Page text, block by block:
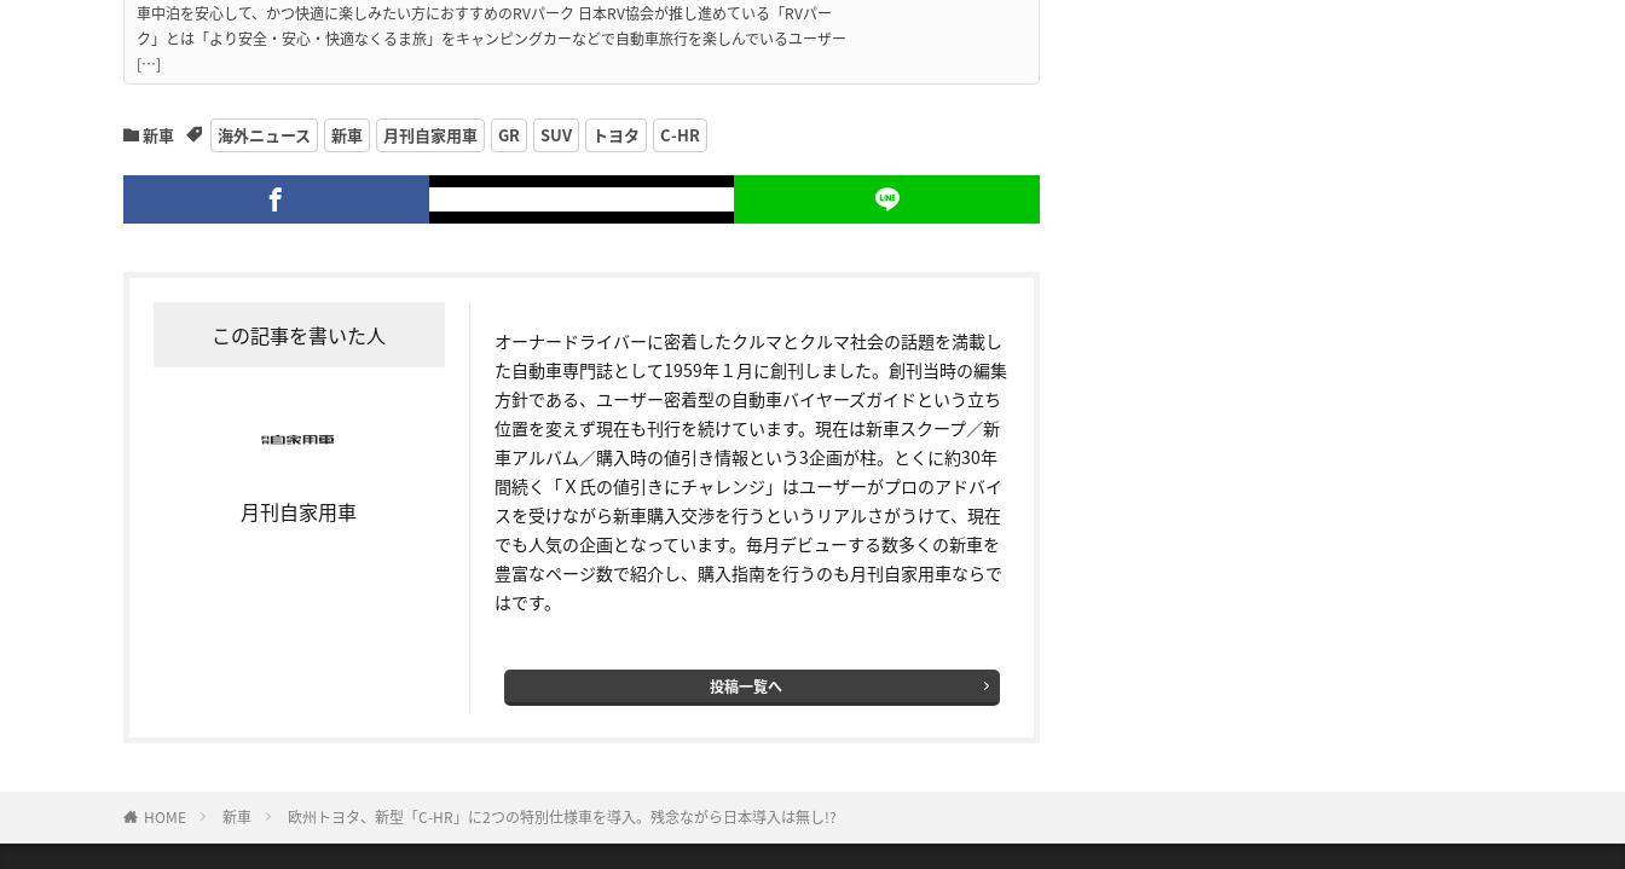
車中泊を安心して、かつ快適に楽しみたい方におすすめのRVパーク 日本RV協会が推し進めている「RVパー
ク」とは「より安全・安心・快適なくるま旅」をキャンピングカーなどで自動車旅行を楽しんでいるユーザー
[…]
新車 海外ニュース 新車 月刊自家用車 GR SUV トヨタ C-HR
この記事を書いた人
月刊自家用車
オーナードライバーに密着したクルマとクルマ社会の話題を満載し
た自動車専門誌として1959年１月に創刊しました。創刊当時の編集
方針である、ユーザー密着型の自動車バイヤーズガイドという立ち
位置を変えず現在も刊行を続けています。現在は新車スクープ／新
車アルバム／購入時の値引き情報という3企画が柱。とくに約30年
間続く「Ｘ氏の値引きにチャレンジ」はユーザーがプロのアドバイ
スを受けながら新車購入交渉を行うというリアルさがうけて、現在
でも人気の企画となっています。毎月デビューする数多くの新車を
豊富なページ数で紹介し、購入指南を行うのも月刊自家用車ならで
はです。
投稿一覧へ
HOME 新車 欧州トヨタ、新型「C-HR」に2つの特別仕様車を導入。残念ながら日本導入は無し!?